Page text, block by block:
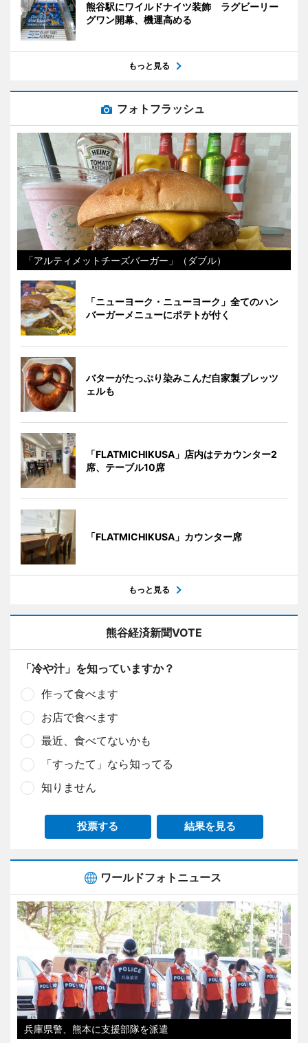
熊谷駅にワイルドナイツ装飾 ラグビーリー
グワン開幕、機運高める
もっと見る
フォトフラッシュ
「アルティメットチーズバーガー」（ダブル）
「ニューヨーク・ニューヨーク」全てのハン
バーガーメニューにポテトが付く
バターがたっぷり染みこんだ自家製プレッツ
ェルも
「FLATMICHIKUSA」店内はテカウンター2
席、テーブル10席
「FLATMICHIKUSA」カウンター席
もっと見る
熊谷経済新聞VOTE
「冷や汁」を知っていますか？
作って食べます
お店で食べます
最近、食べてないかも
「すったて」なら知ってる
知りません
投票する 結果を見る
ワールドフォトニュース
兵庫県警、熊本に支援部隊を派遣